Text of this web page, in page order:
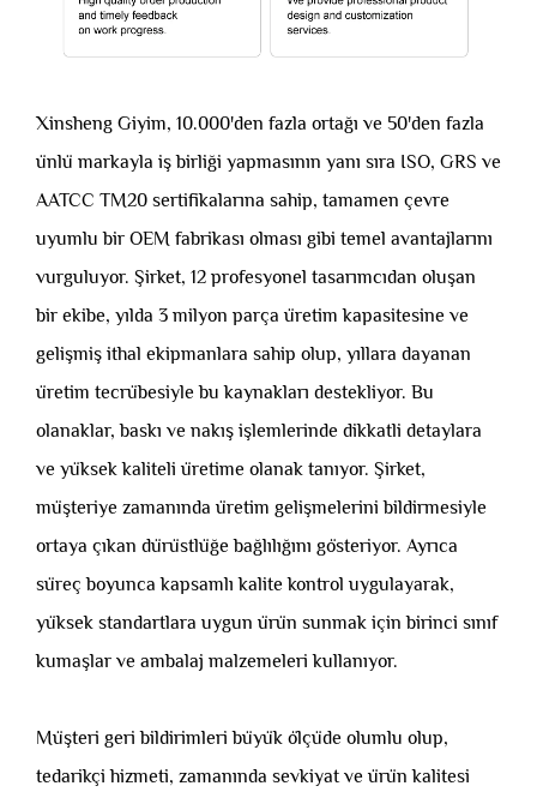
Xinsheng Giyim, 10.000'den fazla ortağı ve 50'den fazla
ünlü markayla iş birliği yapmasının yanı sıra ISO, GRS ve
AATCC TM20 sertifikalarına sahip, tamamen çevre
uyumlu bir OEM fabrikası olması gibi temel avantajlarını
vurguluyor. Şirket, 12 profesyonel tasarımcıdan oluşan
bir ekibe, yılda 3 milyon parça üretim kapasitesine ve
gelişmiş ithal ekipmanlara sahip olup, yıllara dayanan
üretim tecrübesiyle bu kaynakları destekliyor. Bu
olanaklar, baskı ve nakış işlemlerinde dikkatli detaylara
ve yüksek kaliteli üretime olanak tanıyor. Şirket,
müşteriye zamanında üretim gelişmelerini bildirmesiyle
ortaya çıkan dürüstlüğe bağlılığını gösteriyor. Ayrıca
süreç boyunca kapsamlı kalite kontrol uygulayarak,
yüksek standartlara uygun ürün sunmak için birinci sınıf
kumaşlar ve ambalaj malzemeleri kullanıyor.
Müşteri geri bildirimleri büyük ölçüde olumlu olup,
tedarikçi hizmeti, zamanında sevkiyat ve ürün kalitesi